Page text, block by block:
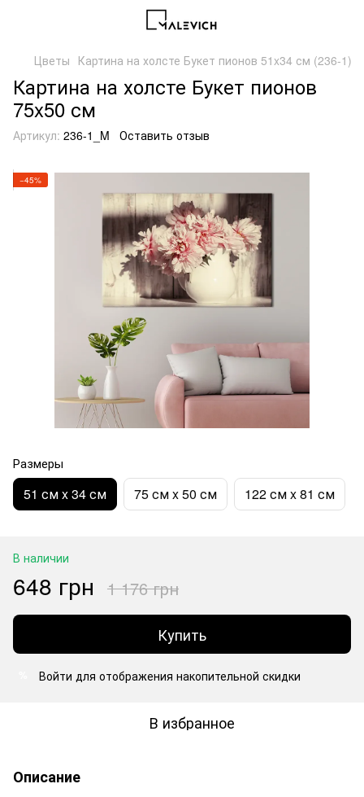
Цветы Картина на холсте Букет пионов 51x34 см (236-1)
Картина на холсте Букет пионов
75x50 см
Артикул: 236-1_M Оставить отзыв
−45%
Размеры
51 см x 34 см 75 см x 50 см 122 см x 81 см
В наличии
648 грн 1 176 грн
Купить
Войти для отображения накопительной скидки
В избранное
Описание